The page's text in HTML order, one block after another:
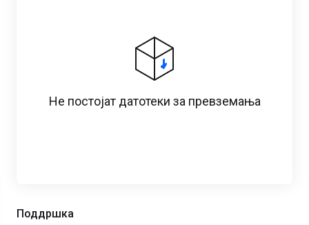
Поддршка
Не постојат датотеки за превземања